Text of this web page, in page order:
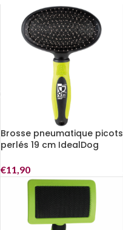
Brosse pneumatique picots
perlés 19 cm IdealDog
€11,90